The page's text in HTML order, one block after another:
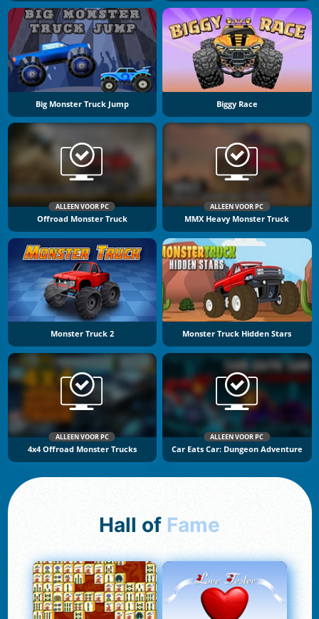
Big Monster Truck Jump Biggy Race
ALLEEN VOOR PC
Offroad Monster Truck
ALLEEN VOOR PC
MMX Heavy Monster Truck
Monster Truck 2 Monster Truck Hidden Stars
ALLEEN VOOR PC
4x4 Offroad Monster Trucks
ALLEEN VOOR PC
Car Eats Car: Dungeon Adventure
Hall of Fame